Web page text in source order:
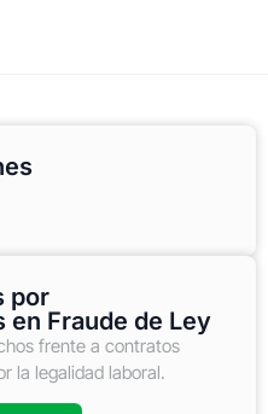
por
en Fraude de Ley
frente a contratos
la legalidad laboral.